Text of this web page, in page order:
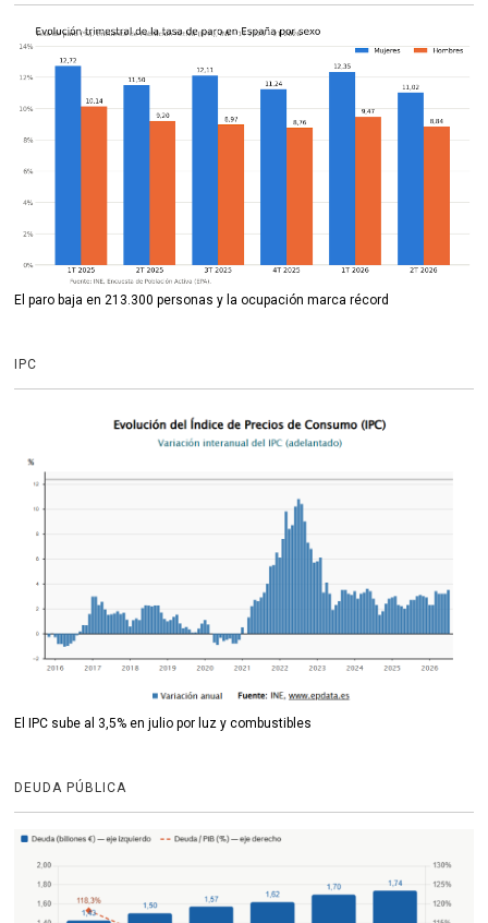
El paro baja en 213.300 personas y la ocupación marca récord
IPC
El IPC sube al 3,5% en julio por luz y combustibles
DEUDA PÚBLICA